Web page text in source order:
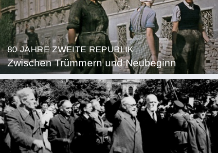
80 JAHRE ZWEITE REPUBLIK
Zwischen Trümmern und Neubeginn